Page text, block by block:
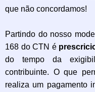
que não concordamos!
Partindo do nosso
168 do CTN é
do tempo da
contribuinte. O que
realiza um pagamento